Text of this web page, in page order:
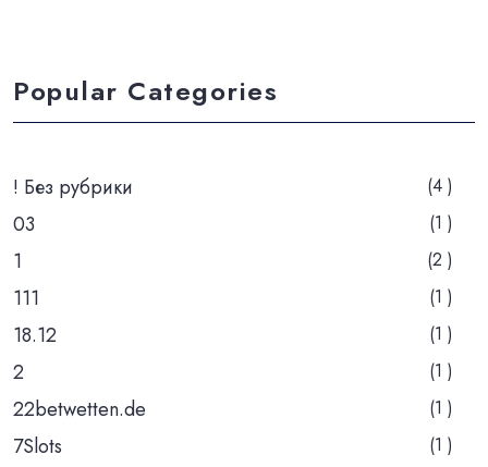
Popular Categories
! Без рубрики (4 )
03 (1 )
1 (2 )
111 (1 )
18.12 (1 )
2 (1 )
22betwetten.de (1 )
7Slots (1 )